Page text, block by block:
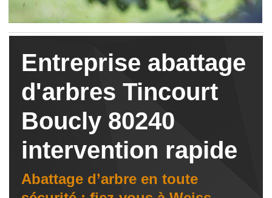
Entreprise abattage
d'arbres Tincourt
Boucly 80240
intervention rapide
Abattage d’arbre en toute